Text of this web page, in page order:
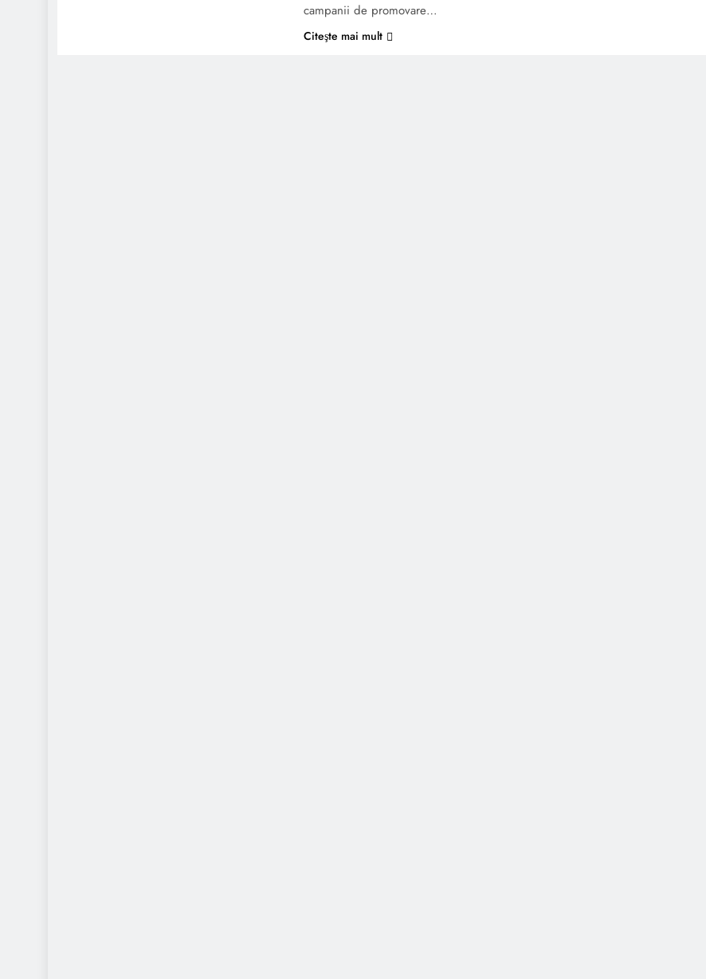
campanii de promovare…
Citeşte mai mult